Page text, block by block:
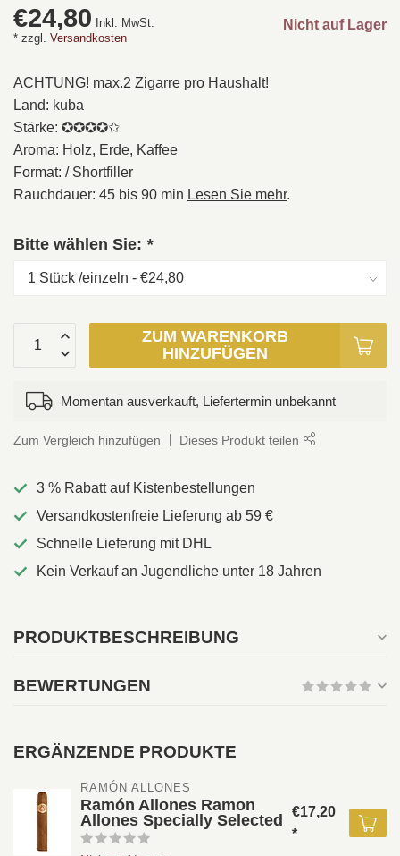
€24,80
Inkl. MwSt.
* zzgl. Versandkosten
Nicht auf Lager
ACHTUNG! max.2 Zigarre pro Haushalt!
Land: kuba
Stärke: ✪✪✪✪✩
Aroma: Holz, Erde, Kaffee
Format: / Shortfiller
Rauchdauer: 45 bis 90 min Lesen Sie mehr.
Bitte wählen Sie: *
ZUM WARENKORB
HINZUFÜGEN
Momentan ausverkauft, Liefertermin unbekannt
Zum Vergleich hinzufügen Dieses Produkt teilen
3 % Rabatt auf Kistenbestellungen
Versandkostenfreie Lieferung ab 59 €
Schnelle Lieferung mit DHL
Kein Verkauf an Jugendliche unter 18 Jahren
PRODUKTBESCHREIBUNG
BEWERTUNGEN
ERGÄNZENDE PRODUKTE
RAMÓN ALLONES
Ramón Allones Ramon
Allones Specially Selected
€17,20
*